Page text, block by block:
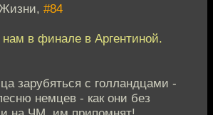
#84
в финале в Аргентиной.
зарубяться с голландцами -
немцев - как они без